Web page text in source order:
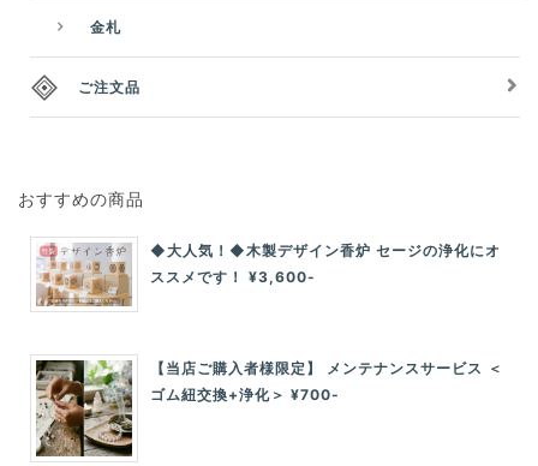
金札
ご注文品
おすすめの商品
◆大人気！◆木製デザイン香炉 セージの浄化にオ
ススメです！ ¥3,600-
【当店ご購入者様限定】 メンテナンスサービス ＜
ゴム紐交換+浄化＞ ¥700-